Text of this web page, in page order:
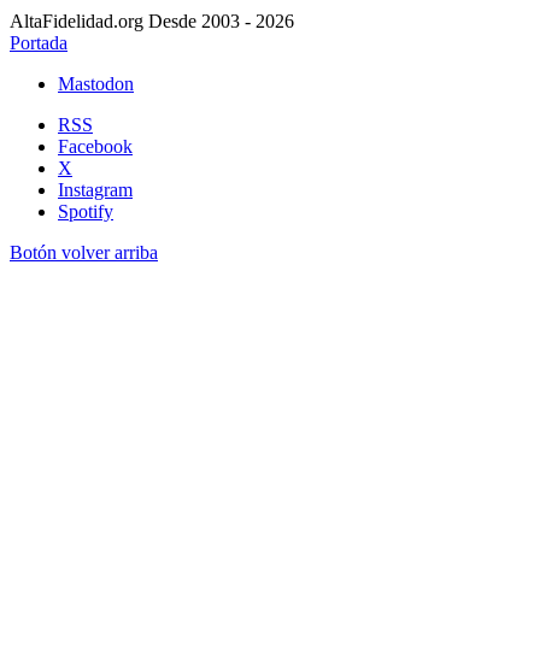
AltaFidelidad.org Desde 2003 - 2026
Portada
Mastodon
RSS
Facebook
X
Instagram
Spotify
Botón volver arriba